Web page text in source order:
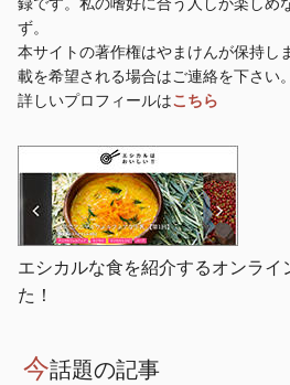
ず。
本サイトの著作権はやまけんが保持し
載を希望される場合はご連絡を下さい。
詳しいプロフィールはこちら
エシカルな食を紹介するオンライ
た！
今話題の記事